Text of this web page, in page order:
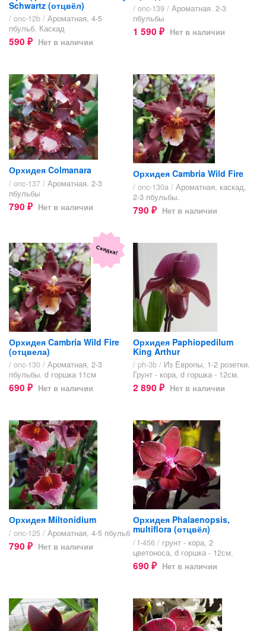
Schwartz (отцвёл)
/ onc-12b / Ароматная, 4-5
пбульб. Каскад
590 ₽ Нет в наличии
/ onc-139 / Ароматная. 2-3
пбульбы
1 590 ₽ Нет в наличии
Орхидея Colmanara
/ onc-137 / Ароматная. 2-3
пбульбы
790 ₽ Нет в наличии
Орхидея Cambria Wild Fire
/ onc-130a / Ароматная, каскад,
2-3 пбульбы.
790 ₽ Нет в наличии
Скидка!
Орхидея Cambria Wild Fire
(отцвела)
/ onc-130 / Ароматная, 2-3
пбульбы. d горшка 11см
690 ₽ Нет в наличии
Орхидея Paphiopedilum
King Arthur
/ ph-3b / Из Европы, 1-2 розетки.
Грунт - кора, d горшка - 12см.
2 890 ₽ Нет в наличии
Орхидея Miltonidium
/ onc-125 / Ароматная, 4-5 пбульб
790 ₽ Нет в наличии
Орхидея Phalaenopsis,
multiflora (отцвёл)
/ f-456 / грунт - кора, 2
цветоноса, d горшка - 12см.
690 ₽ Нет в наличии